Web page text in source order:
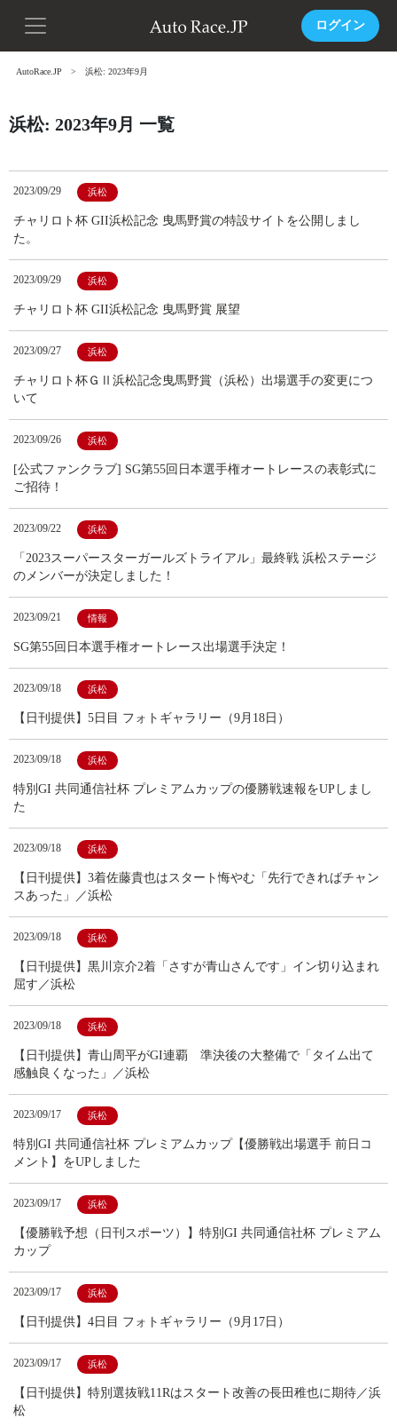
ログイン
AutoRace.JP 浜松: 2023年9月
浜松: 2023年9月 一覧
2023/09/29 浜松
チャリロト杯 GII浜松記念 曳馬野賞の特設サイトを公開しまし
た。
2023/09/29 浜松
チャリロト杯 GII浜松記念 曳馬野賞 展望
2023/09/27 浜松
チャリロト杯ＧⅡ浜松記念曳馬野賞（浜松）出場選手の変更につ
いて
2023/09/26 浜松
[公式ファンクラブ] SG第55回日本選手権オートレースの表彰式に
ご招待！
2023/09/22 浜松
「2023スーパースターガールズトライアル」最終戦 浜松ステージ
のメンバーが決定しました！
2023/09/21 情報
SG第55回日本選手権オートレース出場選手決定！
2023/09/18 浜松
【日刊提供】5日目 フォトギャラリー（9月18日）
2023/09/18 浜松
特別GI 共同通信社杯 プレミアムカップの優勝戦速報をUPしまし
た
2023/09/18 浜松
【日刊提供】3着佐藤貴也はスタート悔やむ「先行できればチャン
スあった」／浜松
2023/09/18 浜松
【日刊提供】黒川京介2着「さすが青山さんです」イン切り込まれ
屈す／浜松
2023/09/18 浜松
【日刊提供】青山周平がGI連覇 準決後の大整備で「タイム出て
感触良くなった」／浜松
2023/09/17 浜松
特別GI 共同通信社杯 プレミアムカップ【優勝戦出場選手 前日コ
メント】をUPしました
2023/09/17 浜松
【優勝戦予想（日刊スポーツ）】特別GI 共同通信社杯 プレミアム
カップ
2023/09/17 浜松
【日刊提供】4日目 フォトギャラリー（9月17日）
2023/09/17 浜松
【日刊提供】特別選抜戦11Rはスタート改善の長田稚也に期待／浜
松